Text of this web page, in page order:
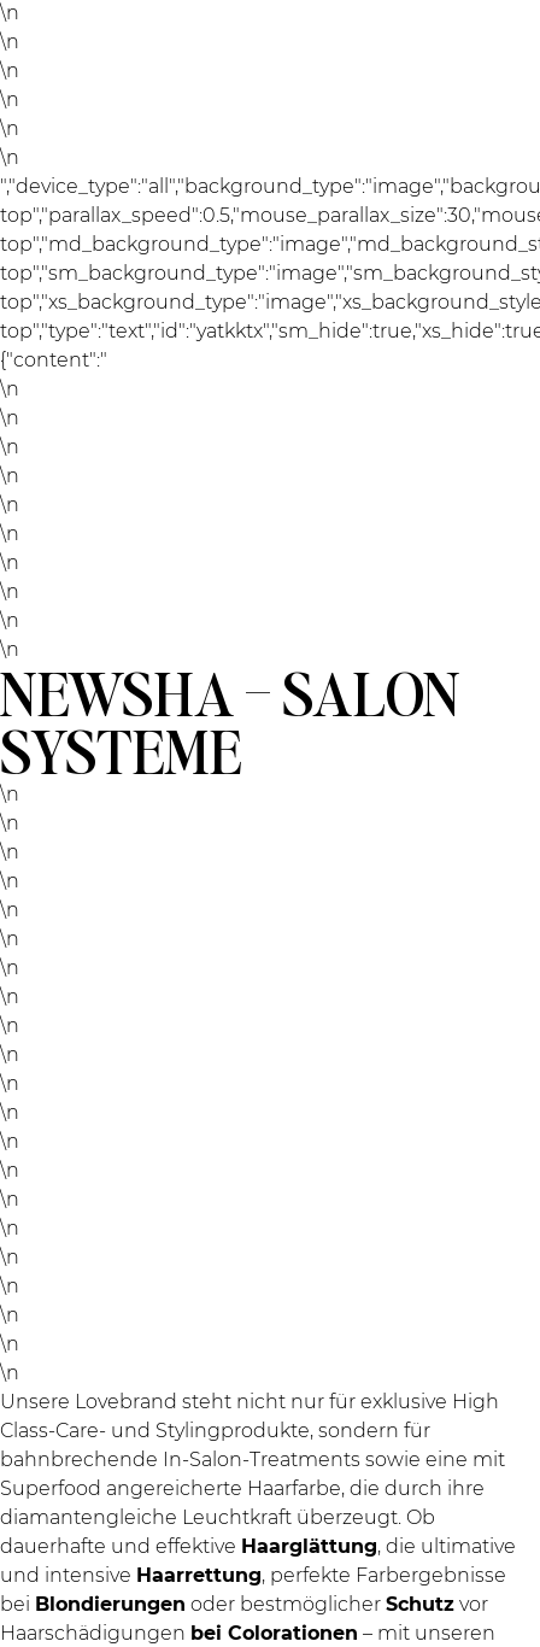
\n
\n
\n
\n
\n
\n
{"content":"
\n
\n
\n
\n
\n
\n
\n
\n
\n
\n
NEWSHA – SALON
SYSTEME
\n
\n
\n
\n
\n
\n
\n
\n
\n
\n
\n
\n
\n
\n
\n
\n
\n
\n
\n
\n
\n
Unsere Lovebrand steht nicht nur für exklusive High
Class-Care- und Stylingprodukte, sondern für
bahnbrechende In-Salon-Treatments sowie eine mit
Superfood angereicherte Haarfarbe, die durch ihre
diamantengleiche Leuchtkraft überzeugt. Ob
dauerhafte und effektive Haarglättung, die ultimative
und intensive Haarrettung, perfekte Farbergebnisse
bei Blondierungen oder bestmöglicher Schutz vor
Haarschädigungen bei Colorationen – mit unseren